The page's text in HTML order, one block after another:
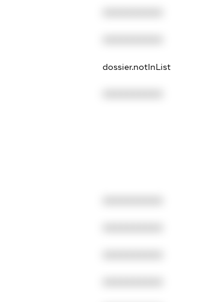
dossier.notInList